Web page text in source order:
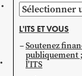
Parcourir
par
catégorie
L'ITS ET VOUS
Soutenez
publiquement
l'ITS